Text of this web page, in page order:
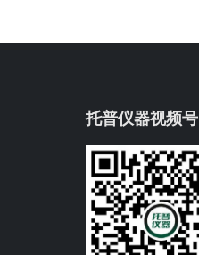
托普仪器视频号